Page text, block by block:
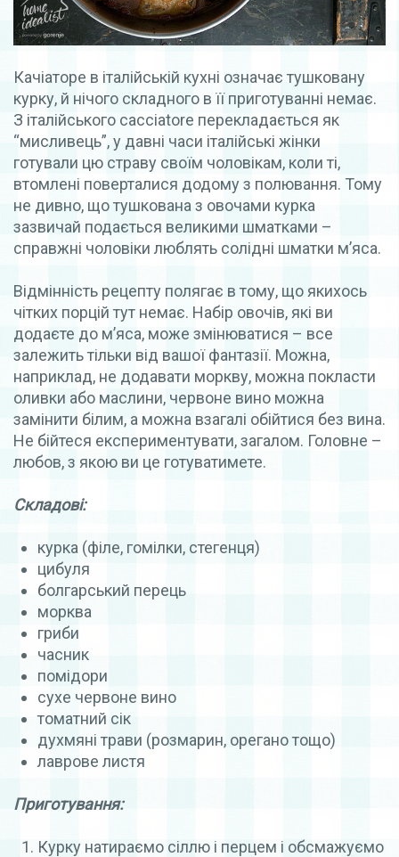
Качіаторе в італійській кухні означає тушковану
курку, й нічого складного в її приготуванні немає.
З італійського cacciatore перекладається як
“мисливець”, у давні часи італійські жінки
готували цю страву своїм чоловікам, коли ті,
втомлені поверталися додому з полювання. Тому
не дивно, що тушкована з овочами курка
зазвичай подається великими шматками –
справжні чоловіки люблять солідні шматки м’яса.
Відмінність рецепту полягає в тому, що якихось
чітких порцій тут немає. Набір овочів, які ви
додаєте до м’яса, може змінюватися – все
залежить тільки від вашої фантазії. Можна,
наприклад, не додавати моркву, можна покласти
оливки або маслини, червоне вино можна
замінити білим, а можна взагалі обійтися без вина.
Не бійтеся експериментувати, загалом. Головне –
любов, з якою ви це готуватимете.
Складові:
курка (філе, гомілки, стегенця)
цибуля
болгарський перець
морква
гриби
часник
помідори
сухе червоне вино
томатний сік
духмяні трави (розмарин, орегано тощо)
лаврове листя
Приготування:
Курку натираємо сіллю і перцем і обсмажуємо